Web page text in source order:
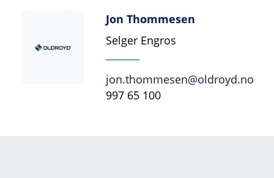
Jon Thommesen
Selger Engros
jon.thommesen@oldroyd.no
997 65 100